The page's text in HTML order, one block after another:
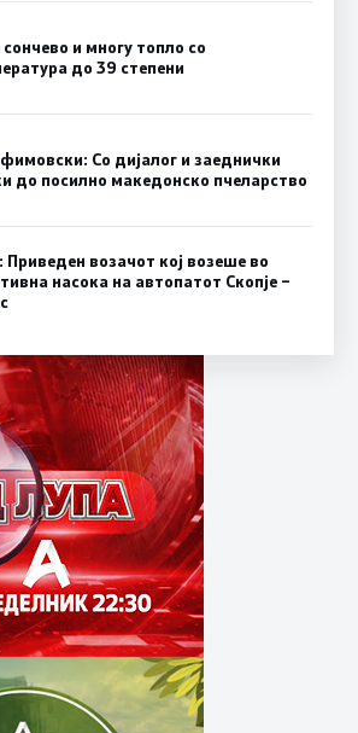
и многу топло со
до 39 степени
Со дијалог и заеднички
до посилно македонско пчеларство
возачот кој возеше во
насока на автопатот Скопје –